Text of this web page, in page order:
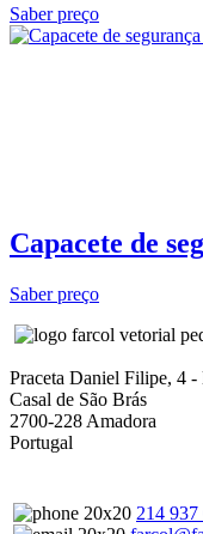
Saber preço
Capacete de
Saber preço
Praceta Daniel Filipe, 4 -
Casal de São Brás
2700-228 Amadora
Portugal
214 937